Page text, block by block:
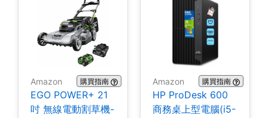
Amazon 購買指南
EGO POWER+ 21
吋 無線電動割草機-
Amazon 購買指南
HP ProDesk 600
商務桌上型電腦(i5-